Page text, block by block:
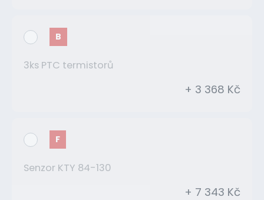
B
3ks PTC termistorů
+ 3 368 Kč
F
Senzor KTY 84-130
+ 7 343 Kč